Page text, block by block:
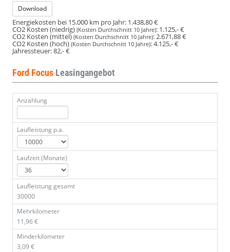
Download
Energiekosten bei 15.000 km pro Jahr: 1.438,80 €
CO2 Kosten (niedrig) (Kosten Durchschnitt 10 Jahre): 1.125,- €
CO2 Kosten (mittel) (Kosten Durchschnitt 10 Jahre):2.671,88 €
CO2 Kosten (hoch) (Kosten Durchschnitt 10 Jahre):4.125,- €
Jahressteuer:82,- €
Ford Focus Leasingangebot
Anzahlung
Laufleistung p.a.
Laufzeit (Monate)
Laufleistung gesamt
30000
Mehrkilometer
11,96 €
Minderkilometer
3,09 €